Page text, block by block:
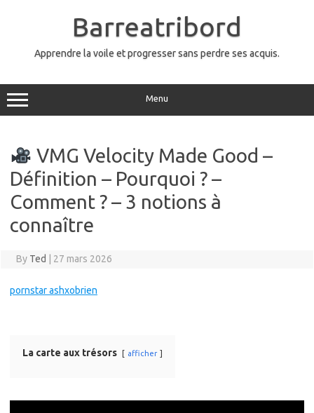
Barreatribord
Apprendre la voile et progresser sans perdre ses acquis.
Menu
VMG Velocity Made Good –
Définition – Pourquoi ? –
Comment ? – 3 notions à
connaître
By Ted 27 mars 2026
pornstar ashxobrien
La carte aux trésors afficher